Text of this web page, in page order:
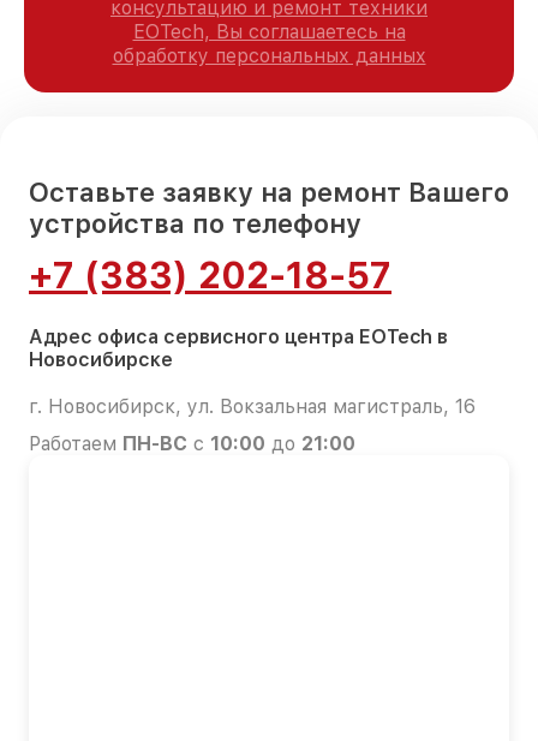
консультацию и ремонт техники
EOTech, Вы соглашаетесь на
обработку персональных данных
Оставьте заявку на ремонт Вашего
устройства по телефону
+7 (383) 202-18-57
Адрес офиса сервисного центра EOTech в
Новосибирске
г. Новосибирск, ул. Вокзальная магистраль, 16
Работаем ПН-ВС с 10:00 до 21:00